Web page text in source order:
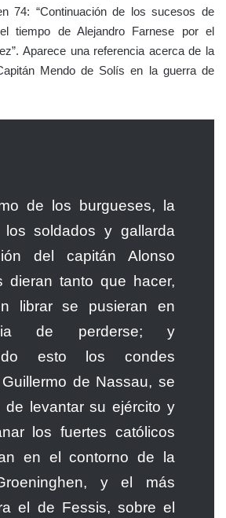
74: “Continuación de los sucesos de
tiempo de Alejandro Farnese por el
Aparece una referencia acerca de la
Mendo de Solís en la guerra de
de los burgueses, la
soldados y gallarda
del capitán Alonso
dieran tanto que hacer,
librar se pusieran en
de perderse; y
esto los condes
de Nassau, se
de levantar su ejército y
los fuertes católicos
en el contorno de la
y el más
el de Fessis, sobre el